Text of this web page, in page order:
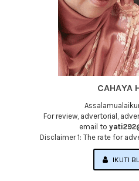
CAHAYA
For review, advertorial,
email to
Disclaimer 1: The rate for
IKUTI